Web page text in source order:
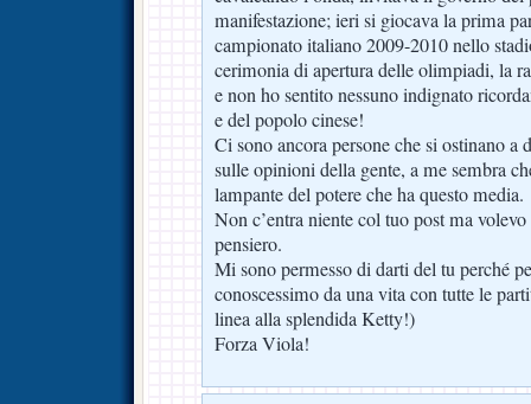
manifestazione; ieri si giocava la prima
campionato italiano 2009-2010 nello
cerimonia di apertura delle olimpiadi, la
e non ho sentito nessuno indignato
e del popolo cinese!
Ci sono ancora persone che si ostinano
sulle opinioni della gente, a me sembra
lampante del potere che ha questo media.
Non c’entra niente col tuo post ma
pensiero.
Mi sono permesso di darti del tu perché
conoscessimo da una vita con tutte le
linea alla splendida Ketty!)
Forza Viola!